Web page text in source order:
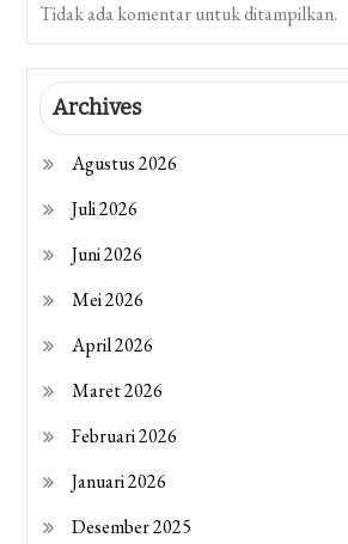
Tidak ada komentar untuk ditampilkan.
Archives
Agustus 2026
Juli 2026
Juni 2026
Mei 2026
April 2026
Maret 2026
Februari 2026
Januari 2026
Desember 2025